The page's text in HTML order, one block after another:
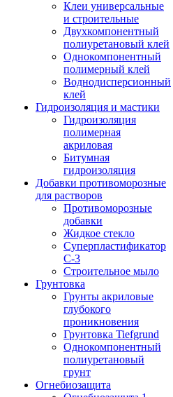
Клеи универсальные
и строительные
Двухкомпонентный
полиуретановый клей
Однокомпонентный
полимерный клей
Воднодисперсионный
клей
Гидроизоляция и мастики
Гидроизоляция
полимерная
акриловая
Битумная
гидроизоляция
Добавки противоморозные
для растворов
Противоморозные
добавки
Жидкое стекло
Суперпластификатор
С-3
Строительное мыло
Грунтовка
Грунты акриловые
глубокого
проникновения
Грунтовка Tiefgrund
Однокомпонентный
полиуретановый
грунт
Огнебиозащита